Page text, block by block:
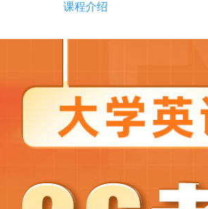
课程介绍